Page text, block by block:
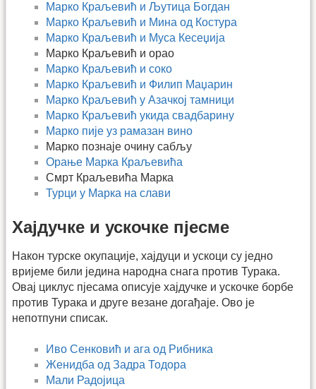
Марко Краљевић и Љутица Богдан
Марко Краљевић и Мина од Костура
Марко Краљевић и Муса Кесеџија
Марко Краљевић и орао
Марко Краљевић и соко
Марко Краљевић и Филип Маџарин
Марко Краљевић у Азачкој тамници
Марко Краљевић укида свадбарину
Марко пије уз рамазан вино
Марко познаје очину сабљу
Орање Марка Краљевића
Смрт Краљевића Марка
Турци у Марка на слави
Хајдучке и ускочке пјесме
Након турске окупације, хајдуци и ускоци су једно
вријеме били једина народна снага против Турака.
Овај циклус пјесама описује хајдучке и ускочке борбе
против Турака и друге везане догађаје. Ово је
непотпуни списак.
Иво Сенковић и ага од Рибника
Женидба од Задра Тодора
Мали Радојица